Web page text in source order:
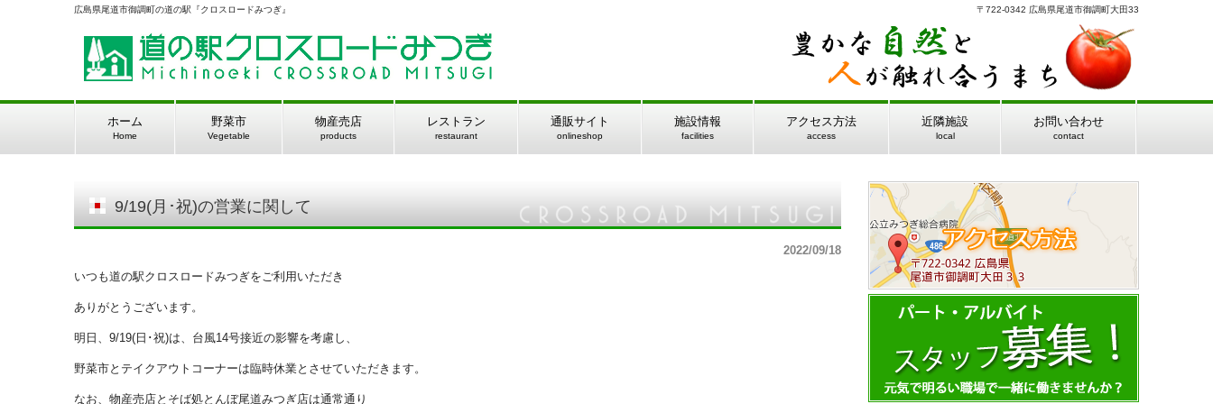
広島県尾道市御調町の道の駅『クロスロードみつぎ』 〒722-0342 広島県尾道市御調町大田33
ホーム
Home
野菜市
Vegetable
物産売店
products
レストラン
restaurant
通販サイト
onlineshop
施設情報
facilities
アクセス方法
access
近隣施設
local
お問い合わせ
contact
9/19(月･祝)の営業に関して
2022/09/18
いつも道の駅クロスロードみつぎをご利用いただき
ありがとうございます。
明日、9/19(日･祝)は、台風14号接近の影響を考慮し、
野菜市とテイクアウトコーナーは臨時休業とさせていただきます。
なお、物産売店とそば処とんぼ尾道みつぎ店は通常通り